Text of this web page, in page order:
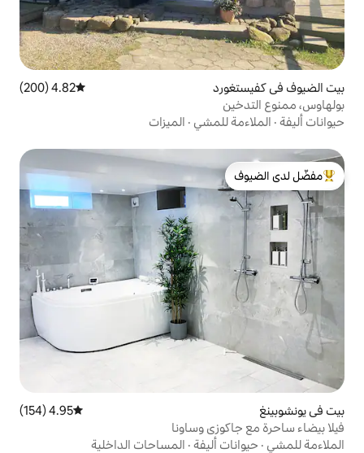
متوسط التقييم 4.82 من 5، 200 مراجعات
4.82 (200)
·الميزات
الضيوف
وساونا
·المساحات الداخلية